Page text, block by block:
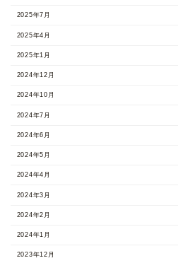
2025年7月
2025年4月
2025年1月
2024年12月
2024年10月
2024年7月
2024年6月
2024年5月
2024年4月
2024年3月
2024年2月
2024年1月
2023年12月